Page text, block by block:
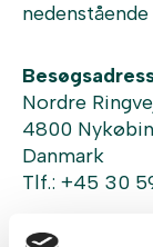
nedenstående
Nordre
4800
Danmark
Tlf.: +45 30